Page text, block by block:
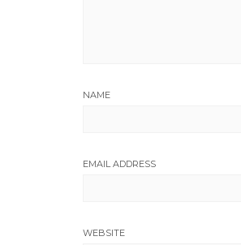
NAME
EMAIL ADDRESS
WEBSITE